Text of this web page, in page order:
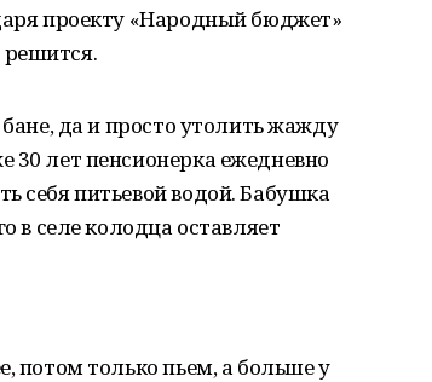
проекту «Народный бюджет»
да и просто утолить жажду
лет пенсионерка ежедневно
себя питьевой водой. Бабушка
в селе колодца оставляет
потом только пьем, а больше у